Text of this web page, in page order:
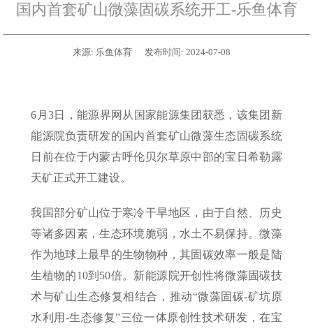
国内首套矿山微藻固碳系统开工-乐鱼体育
来源: 乐鱼体育 发布时间: 2024-07-08
6月3日，能源界网从国家能源集团获悉，该集团新
能源院负责研发的国内首套矿山微藻生态固碳系统
日前在位于内蒙古呼伦贝尔草原中部的宝日希勒露
天矿正式开工建设。
我国部分矿山位于寒冷干旱地区，由于自然、历史
等诸多因素，生态环境脆弱，水土不易保持。微藻
作为地球上最早的生物物种，其固碳效率一般是陆
生植物的10到50倍。新能源院开创性将微藻固碳技
术与矿山生态修复相结合，推动“微藻固碳-矿坑原
水利用-生态修复”三位一体原创性技术研发，在宝